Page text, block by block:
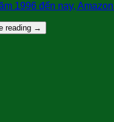
1996 đến nay,
reading →